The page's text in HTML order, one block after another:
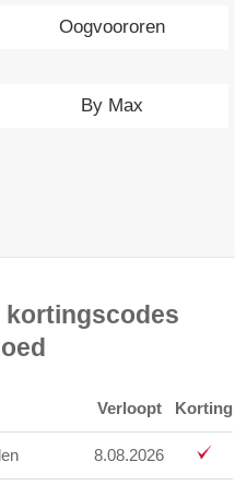
Oogvoororen
By Max
kortingscodes
Verloopt Korting
8.08.2026